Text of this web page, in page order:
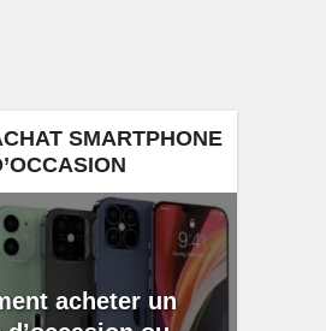
SMARTPHONE
acheter un